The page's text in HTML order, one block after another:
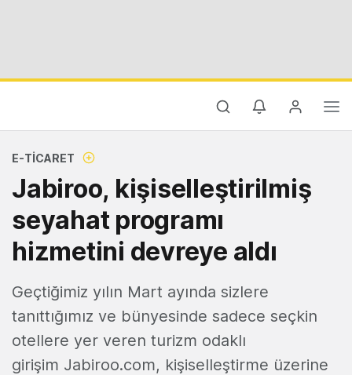
E-TICARET
Jabiroo, kişiselleştirilmiş
seyahat programı
hizmetini devreye aldı
Geçtiğimiz yılın Mart ayında sizlere
tanıttığımız ve bünyesinde sadece seçkin
otellere yer veren turizm odaklı
girişim Jabiroo.com, kişiselleştirme üzerine